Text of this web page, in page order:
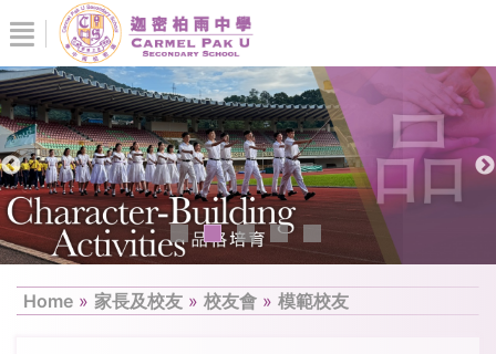
Home » 家長及校友 » 校友會 » 模範校友